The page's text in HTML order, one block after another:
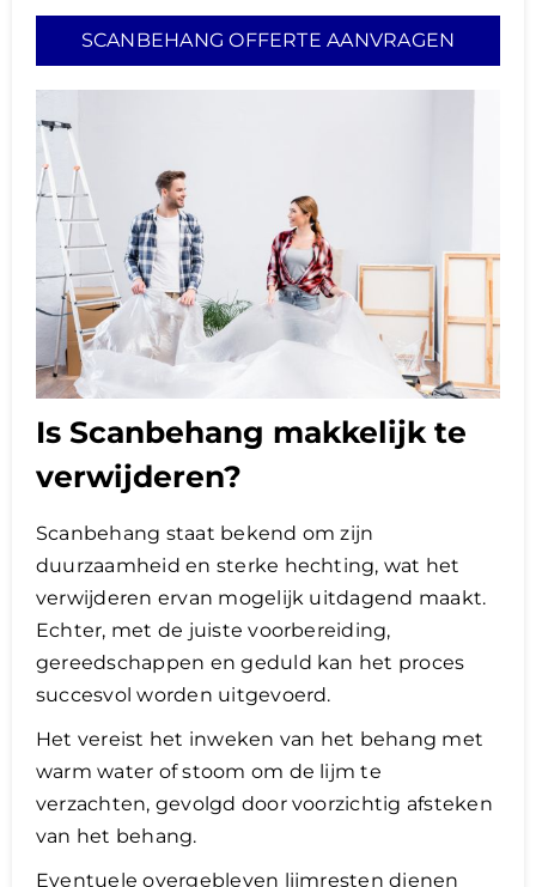
SCANBEHANG OFFERTE AANVRAGEN
Is Scanbehang makkelijk te
verwijderen?
Scanbehang staat bekend om zijn
duurzaamheid en sterke hechting, wat het
verwijderen ervan mogelijk uitdagend maakt.
Echter, met de juiste voorbereiding,
gereedschappen en geduld kan het proces
succesvol worden uitgevoerd.
Het vereist het inweken van het behang met
warm water of stoom om de lijm te
verzachten, gevolgd door voorzichtig afsteken
van het behang.
Eventuele overgebleven lijmresten dienen